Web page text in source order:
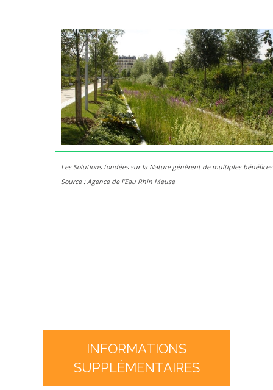
Les Solutions fondées sur la Nature génèrent de multiples
Source : Agence de l’Eau Rhin Meuse
INFORMATIONS
SUPPLÉMENTAIRES